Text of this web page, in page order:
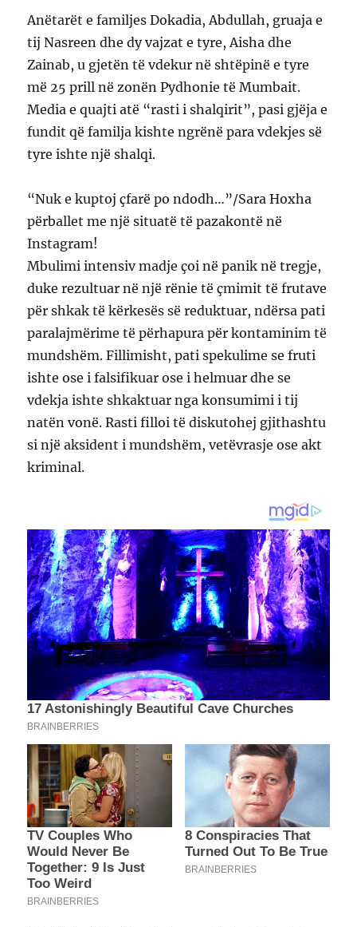
Anëtarët e familjes Dokadia, Abdullah, gruaja e
tij Nasreen dhe dy vajzat e tyre, Aisha dhe
Zainab, u gjetën të vdekur në shtëpinë e tyre
më 25 prill në zonën Pydhonie të Mumbait.
Media e quajti atë “rasti i shalqirit”, pasi gjëja e
fundit që familja kishte ngrënë para vdekjes së
tyre ishte një shalqi.
“Nuk e kuptoj çfarë po ndodh…”/Sara Hoxha
përballet me një situatë të pazakontë në
Instagram!
Mbulimi intensiv madje çoi në panik në tregje,
duke rezultuar në një rënie të çmimit të frutave
për shkak të kërkesës së reduktuar, ndërsa pati
paralajmërime të përhapura për kontaminim të
mundshëm. Fillimisht, pati spekulime se fruti
ishte ose i falsifikuar ose i helmuar dhe se
vdekja ishte shkaktuar nga konsumimi i tij
natën vonë. Rasti filloi të diskutohej gjithashtu
si një aksident i mundshëm, vetëvrasje ose akt
kriminal.